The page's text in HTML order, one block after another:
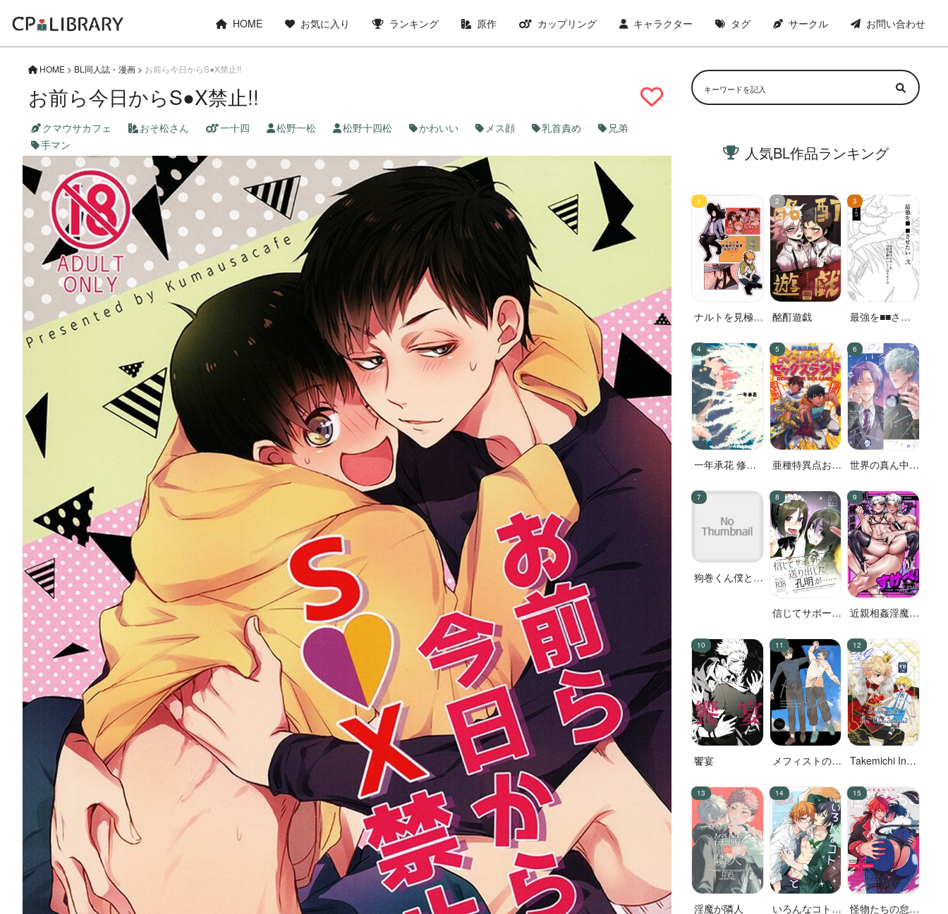
HOME お気に入り ランキング 原作 カップリング キャラクター タグ サークル お問い合わせ
HOME > BL同人誌・漫画 > お前ら今日からS●X禁止!!
お前ら今日からS●X禁止!!
クマウサカフェ おそ松さん 一十四 松野一松 松野十四松 かわいい メス顔 乳首責め
兄弟
手マン
人気BL作品ランキング
ナルトを見極め
す!
酩酊遊戯
最強を■■させ
一年承花 修学
イド
亜種特異点おち
ランド
世界の真ん中に
狗巻くん僕と生
信じてサポート
明が……
近親相姦淫魔す
饗宴
メフィストの方
Takemichi In
淫魔が隣人
いろんなコト、
怪物たちの怠惰